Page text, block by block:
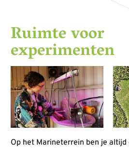
Ruimte voor
experimenten
Op het Marineterrein ben je altijd